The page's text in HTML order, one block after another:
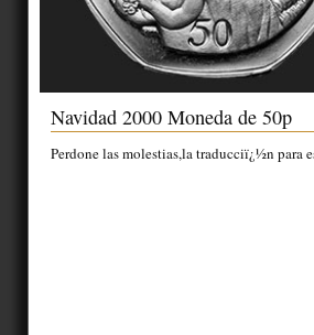
Navidad 2000 Moneda de 50p
Perdone las molestias,la traducciï¿½n